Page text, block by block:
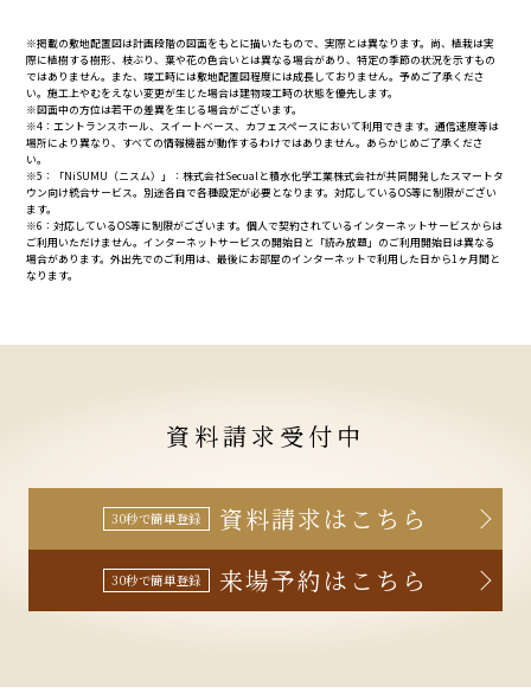
※掲載の敷地配置図は計画段階の図面をもとに描いたもので、実際とは異なります。尚、植栽は実
際に植樹する樹形、枝ぶり、葉や花の色合いとは異なる場合があり、特定の季節の状況を示すもの
ではありません。また、竣工時には敷地配置図程度には成長しておりません。予めご了承くださ
い。施工上やむをえない変更が生じた場合は建物竣工時の状態を優先します。
※図面中の方位は若干の差異を生じる場合がございます。
※4：エントランスホール、スイートベース、カフェスペースにおいて利用できます。通信速度等は
場所により異なり、すべての情報機器が動作するわけではありません。あらかじめご了承くださ
い。
※5：「NiSUMU（ニスム）」：株式会社Secualと積水化学工業株式会社が共同開発したスマートタ
ウン向け統合サービス。別途各自で各種設定が必要となります。対応しているOS等に制限がござい
ます。
※6：対応しているOS等に制限がございます。個人で契約されているインターネットサービスからは
ご利用いただけません。インターネットサービスの開始日と「読み放題」のご利用開始日は異なる
場合があります。外出先でのご利用は、最後にお部屋のインターネットで利用した日から1ヶ月間と
なります。
資料請求受付中
30秒で簡単登録 資料請求はこちら
30秒で簡単登録 来場予約はこちら